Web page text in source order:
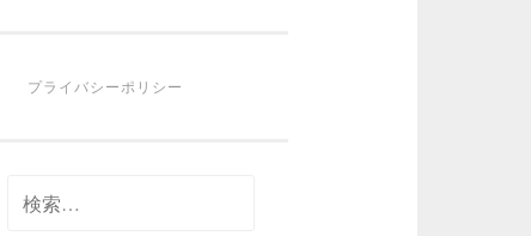
プライバシーポリシー